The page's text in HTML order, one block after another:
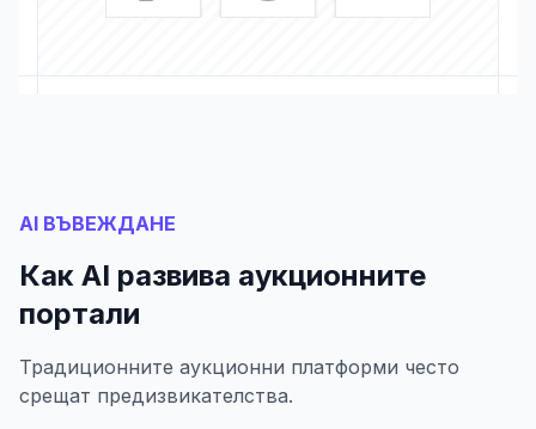
AI ВЪВЕЖДАНЕ
Как AI развива аукционните
портали
Традиционните аукционни платформи често
срещат предизвикателства.